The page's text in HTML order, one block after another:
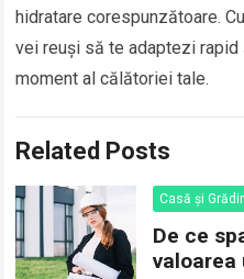
hidratare corespunzătoare.
vei reuși să te adaptezi
moment al călătoriei tale.
Related Posts
Casă și
De ce